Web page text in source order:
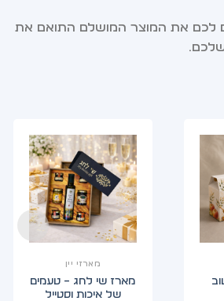
לכם את המוצר המושלם התואם את
מארזי יין
מארז שי לחג – טעמים
של איכות וסטייל